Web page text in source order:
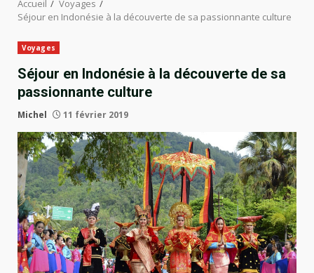
Accueil
Voyages
Séjour en Indonésie à la découverte de sa passionnante culture
Voyages
Séjour en Indonésie à la découverte de sa
passionnante culture
Michel 11 février 2019